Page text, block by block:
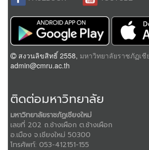
สงวนลิขสิทธิ์ 2558, มหาวิทยาลัยราชภัฏเชี
admin@cmru.ac.th
ติดต่อมหาวิทยาลัย
มหาวิทยาลัยราชภัฏเชียงใหม่
เลขที่ 202 ถ.ช้างเผือก ต.ช้างเผือก
อ.เมือง จ.เชียงใหม่ 50300
โทรศัพท์: 053-412151-155